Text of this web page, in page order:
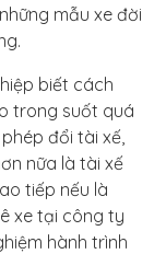
mẫu xe đời
biết cách
trong suốt quá
đổi tài xế,
nữa là tài xế
tiếp nếu là
xe tại công ty
hành trình